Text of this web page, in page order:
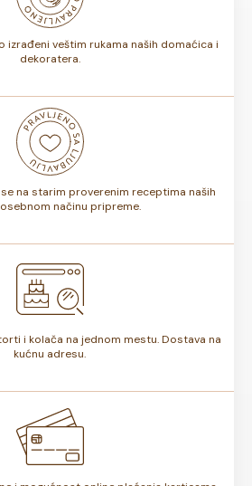
izrađeni veštim rukama naših domaćica i
dekoratera.
na starim proverenim receptima naših
načinu pripreme.
i kolača na jednom mestu. Dostava na
kućnu adresu.